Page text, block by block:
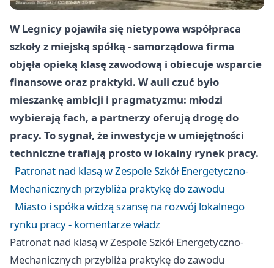
W Legnicy pojawiła się nietypowa współpraca
szkoły z miejską spółką - samorządowa firma
objęła opieką klasę zawodową i obiecuje wsparcie
finansowe oraz praktyki. W auli czuć było
mieszankę ambicji i pragmatyzmu: młodzi
wybierają fach, a partnerzy oferują drogę do
pracy. To sygnał, że inwestycje w umiejętności
techniczne trafiają prosto w lokalny rynek pracy.
Patronat nad klasą w Zespole Szkół Energetyczno-
Mechanicznych przybliża praktykę do zawodu
Miasto i spółka widzą szansę na rozwój lokalnego
rynku pracy - komentarze władz
Patronat nad klasą w Zespole Szkół Energetyczno-
Mechanicznych przybliża praktykę do zawodu